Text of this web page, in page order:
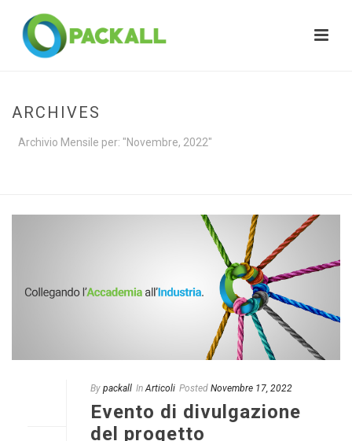
ARCHIVES
Archivio Mensile per: "Novembre, 2022"
By packall In Articoli Posted Novembre 17, 2022
Evento di divulgazione
del progetto